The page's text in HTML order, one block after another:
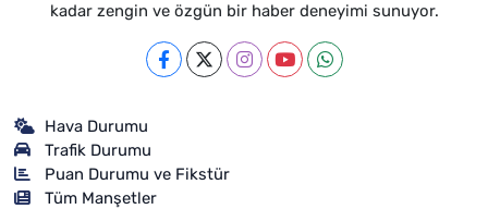
kadar zengin ve özgün bir haber deneyimi sunuyor.
Hava Durumu
Trafik Durumu
Puan Durumu ve Fikstür
Tüm Manşetler